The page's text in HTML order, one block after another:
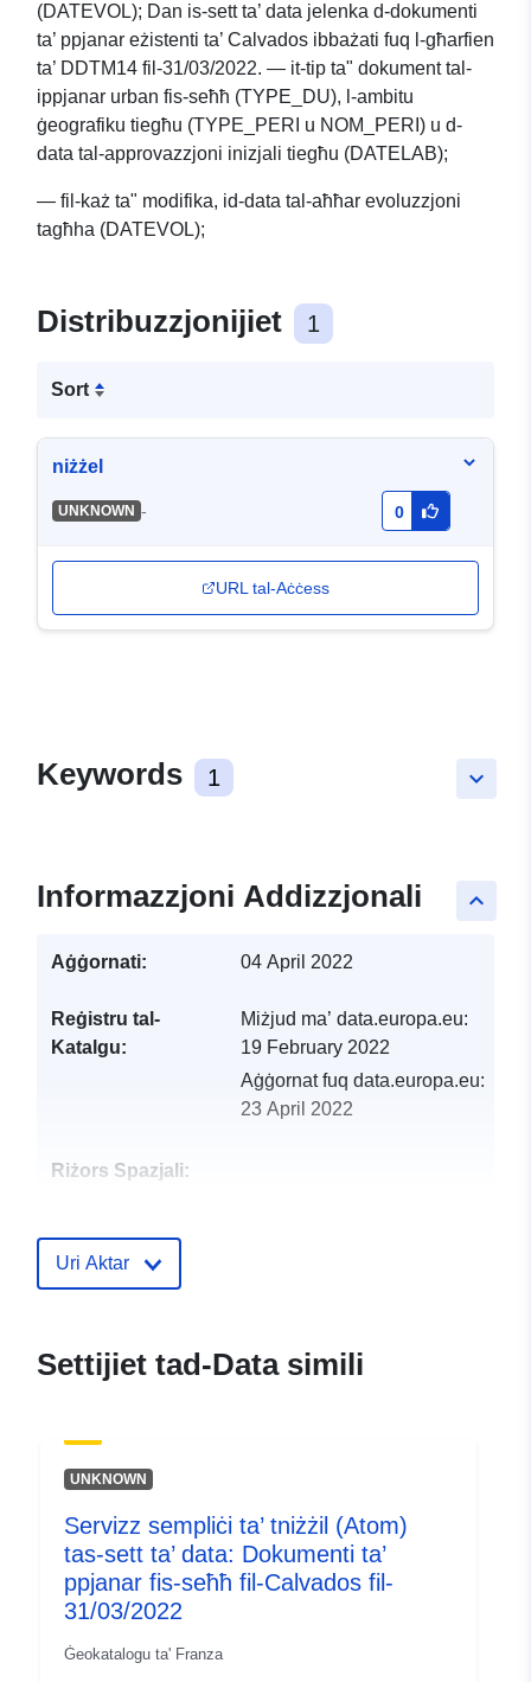
(DATEVOL); Dan is-sett ta’ data jelenka d-dokumenti
ta’ ppjanar eżistenti ta’ Calvados ibbażati fuq l-għarfien
ta’ DDTM14 fil-31/03/2022. — it-tip ta" dokument tal-
ippjanar urban fis-seħħ (TYPE_DU), l-ambitu
ġeografiku tiegħu (TYPE_PERI u NOM_PERI) u d-
data tal-approvazzjoni inizjali tiegħu (DATELAB);
— fil-każ ta" modifika, id-data tal-aħħar evoluzzjoni
tagħha (DATEVOL);
Distribuzzjonijiet 1
Sort
niżżel
UNKNOWN - 0
URL tal-Aċċess
keyboard_arrow_down
Keywords 1
keyboard_arrow_up
Informazzjoni Addizzjonali
Aġġornati: 04 April 2022
Reġistru tal-
Katalgu:
Miżjud ma’ data.europa.eu:
19 February 2022
Aġġornat fuq data.europa.eu:
23 April 2022
Riżors Spazjali:
Riżorsa:
http://inspire.ec.europa.eu/
codelist/SpatialDataServiceType/
Uri Aktar
Settijiet tad-Data simili
UNKNOWN
Servizz sempliċi ta’ tniżżil (Atom)
tas-sett ta’ data: Dokumenti ta’
ppjanar fis-seħħ fil-Calvados fil-
31/03/2022
Ġeokatalogu ta' Franza